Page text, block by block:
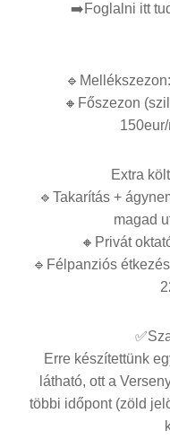
➡️Foglalni itt
🔹
🔸 Főszezon
Extra
🔹 Takarítás +
magad
🔸 Privát
🔹 Félpanziós
✅
Erre készítettünk
látható, ott a
többi időpont (zöld